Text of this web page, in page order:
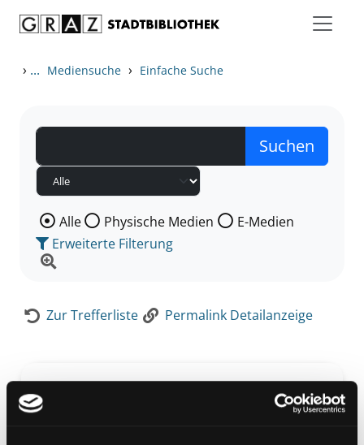
› ... Mediensuche › Einfache Suche
Wählen Sie die Medienart nach der Sie suchen wollen.
Alle Physische Medien
E-Medien
Erweiterte Filterung
Zur Trefferliste Permalink Detailanzeige